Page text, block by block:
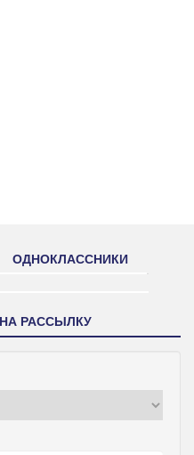
ОДНОКЛАССНИКИ
РАССЫЛКУ